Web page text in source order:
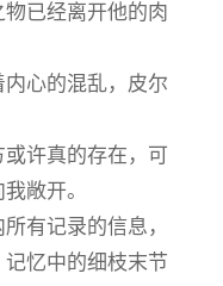
已经离开他的肉
心的混乱，皮尔
许真的存在，可
敞开。
有记录的信息，
忆中的细枝末节